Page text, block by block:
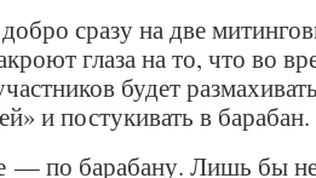
сразу на две
глаза на то, что во
будет
и постукивать в барабан.
— по барабану. Лишь бы